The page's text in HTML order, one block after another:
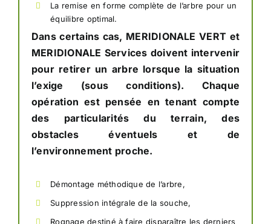
La remise en forme complète de l’arbre pour un
équilibre optimal.
Dans certains cas, MERIDIONALE VERT et
MERIDIONALE Services doivent intervenir
pour retirer un arbre lorsque la situation
l’exige (sous conditions). Chaque
opération est pensée en tenant compte
des particularités du terrain, des
obstacles éventuels et de
l’environnement proche.
Démontage méthodique de l’arbre,
Suppression intégrale de la souche,
Rognage destiné à faire disparaître les derniers